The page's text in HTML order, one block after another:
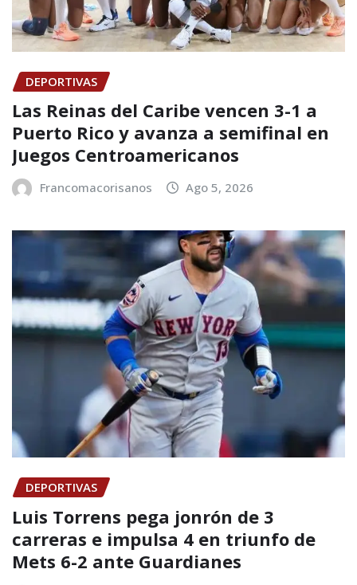
DEPORTIVAS
Las Reinas del Caribe vencen 3-1 a
Puerto Rico y avanza a semifinal en
Juegos Centroamericanos
Francomacorisanos Ago 5, 2026
DEPORTIVAS
Luis Torrens pega jonrón de 3
carreras e impulsa 4 en triunfo de
Mets 6-2 ante Guardianes